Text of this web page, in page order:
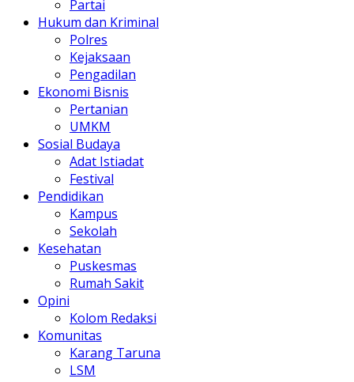
Partai
Hukum dan Kriminal
Polres
Kejaksaan
Pengadilan
Ekonomi Bisnis
Pertanian
UMKM
Sosial Budaya
Adat Istiadat
Festival
Pendidikan
Kampus
Sekolah
Kesehatan
Puskesmas
Rumah Sakit
Opini
Kolom Redaksi
Komunitas
Karang Taruna
LSM